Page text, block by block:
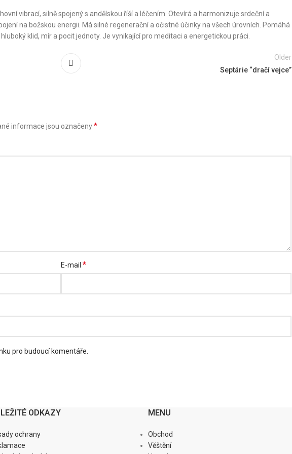
vibrací, silně spojený s andělskou říší a léčením. Otevírá a harmonizuje srdeční a
na božskou energii. Má silné regenerační a očistné účinky na všech úrovních. Pomáhá
klid, mír a pocit jednoty. Je vynikající pro meditaci a energetickou práci.
Older
Septárie “dračí vejce”
informace jsou označeny*
E-mail*
pro budoucí komentáře.
ODKAZY
ochrany
MENU
Obchod
Věštění